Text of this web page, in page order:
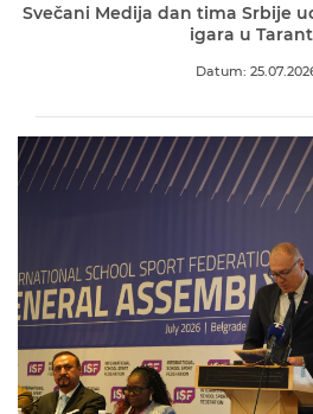
Svečani Medija dan tima Srbije
igara u
Datum: